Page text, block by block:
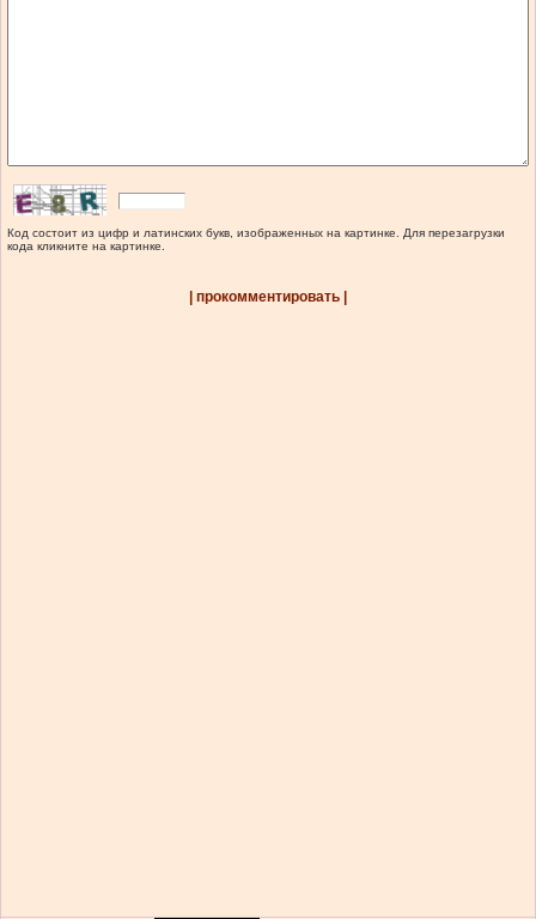
Код состоит из цифр и латинских букв, изображенных на картинке. Для перезагрузки
кода кликните на картинке.
| прокомментировать |